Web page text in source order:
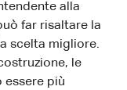
alla
far risaltare la
scelta migliore.
le
essere più